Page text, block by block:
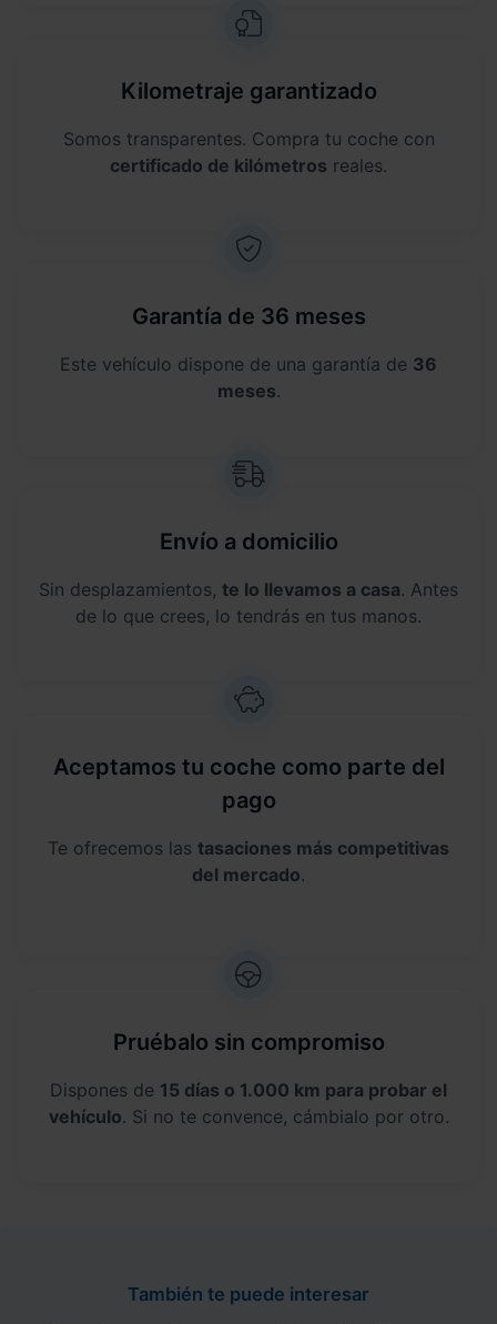
Kilometraje garantizado
Somos transparentes. Compra tu coche con
certificado de kilómetros reales.
Garantía de 36 meses
Este vehículo dispone de una garantía de 36
meses.
Envío a domicilio
Sin desplazamientos, te lo llevamos a casa. Antes
de lo que crees, lo tendrás en tus manos.
Aceptamos tu coche como parte del
pago
Te ofrecemos las tasaciones más competitivas
del mercado.
Pruébalo sin compromiso
Dispones de 15 días o 1.000 km para probar el
vehículo. Si no te convence, cámbialo por otro.
También te puede interesar